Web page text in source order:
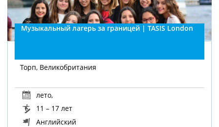
Музыкальный лагерь за границей | TASIS London
Торп, Великобритания
лето,
11 – 17 лет
Английский